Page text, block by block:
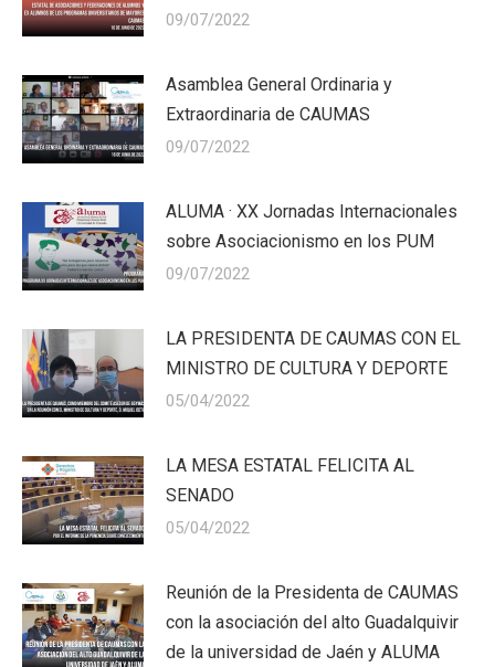
09/07/2022
Asamblea General Ordinaria y
Extraordinaria de CAUMAS
09/07/2022
ALUMA · XX Jornadas Internacionales
sobre Asociacionismo en los PUM
09/07/2022
LA PRESIDENTA DE CAUMAS CON EL
MINISTRO DE CULTURA Y DEPORTE
05/04/2022
LA MESA ESTATAL FELICITA AL
SENADO
05/04/2022
Reunión de la Presidenta de CAUMAS
con la asociación del alto Guadalquivir
de la universidad de Jaén y ALUMA